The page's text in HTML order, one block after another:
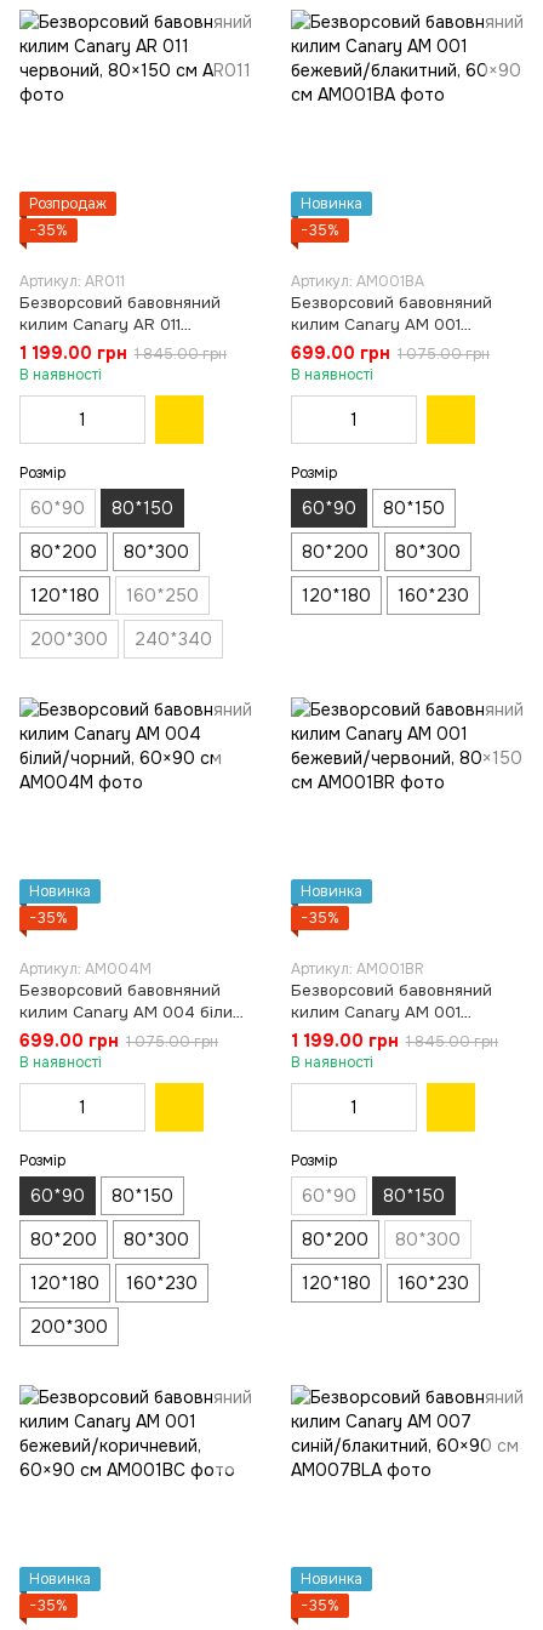
Розпродаж
−35%
Артикул: AR011
Безворсовий бавовняний
килим Canary AR 011
червоний, 80×150 см
1 199.00 грн 1 845.00 грн
В наявності
Розмір
60*90
80*150
80*200
80*300
120*180
160*250
200*300
240*340
Новинка
−35%
Артикул: AM001BA
Безворсовий бавовняний
килим Canary AM 001
бежевий/блакитний, 60×90
см
699.00 грн 1 075.00 грн
В наявності
Розмір
60*90
80*150
80*200
80*300
120*180
160*230
Новинка
−35%
Артикул: AM004M
Безворсовий бавовняний
килим Canary AM 004 білий/
чорний, 60×90 см
699.00 грн 1 075.00 грн
В наявності
Розмір
60*90
80*150
80*200
80*300
120*180
160*230
200*300
Новинка
−35%
Артикул: AM001BR
Безворсовий бавовняний
килим Canary AM 001
бежевий/червоний, 80×150
см
1 199.00 грн 1 845.00 грн
В наявності
Розмір
60*90
80*150
80*200
80*300
120*180
160*230
Новинка
−35%
Новинка
−35%